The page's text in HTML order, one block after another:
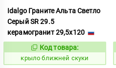
Idalgo Граните Альта Светло
Серый SR 29.5
керамогранит 29,5x120
828844
Код товара:
крыло ближней скуки